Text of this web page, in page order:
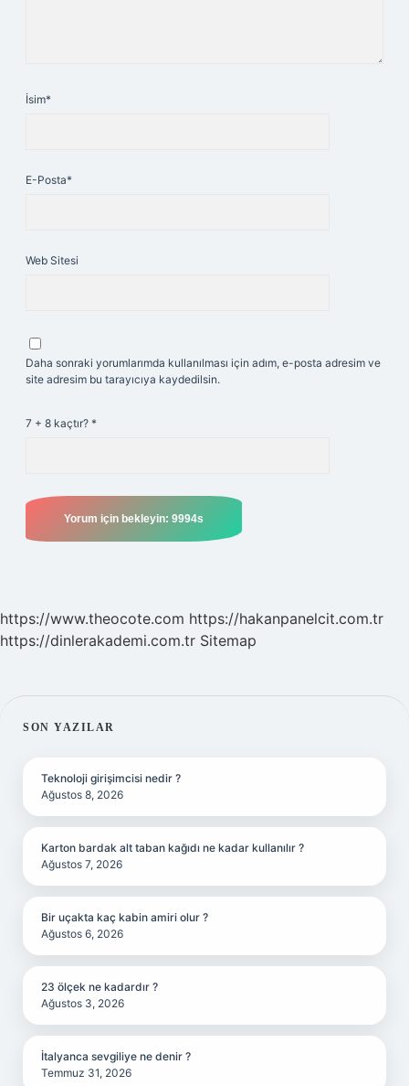
İsim*
E-Posta*
Web Sitesi
Daha sonraki yorumlarımda kullanılması için adım, e-posta adresim ve
site adresim bu tarayıcıya kaydedilsin.
7 + 8 kaçtır? *
https://www.theocote.com https://hakanpanelcit.com.tr
https://dinlerakademi.com.tr Sitemap
SIDEBAR
SON YAZILAR
Teknoloji girişimcisi nedir ?
Ağustos 8, 2026
Karton bardak alt taban kağıdı ne kadar kullanılır ?
Ağustos 7, 2026
Bir uçakta kaç kabin amiri olur ?
Ağustos 6, 2026
23 ölçek ne kadardır ?
Ağustos 3, 2026
İtalyanca sevgiliye ne denir ?
Temmuz 31, 2026